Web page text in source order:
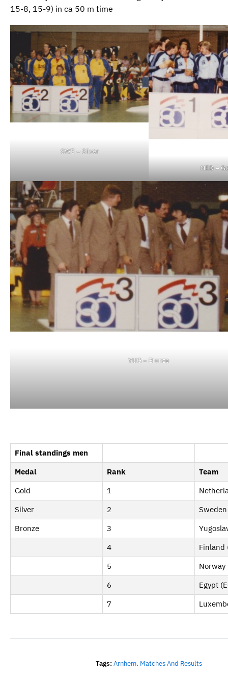
15-8, 15-9) in ca 50 m time
SWE – Silver
NED –
YUG – Bronze
Final standings men
Medal
Rank
Team
Gold
1
Silver
2
Sweden
Bronze
3
4
Finland
5
Norway
6
Egypt
7
Tags: Arnhem, Matches And Results